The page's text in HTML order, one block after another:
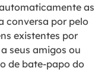
as
conversa por pelo
existentes por
seus amigos ou
de bate-papo do